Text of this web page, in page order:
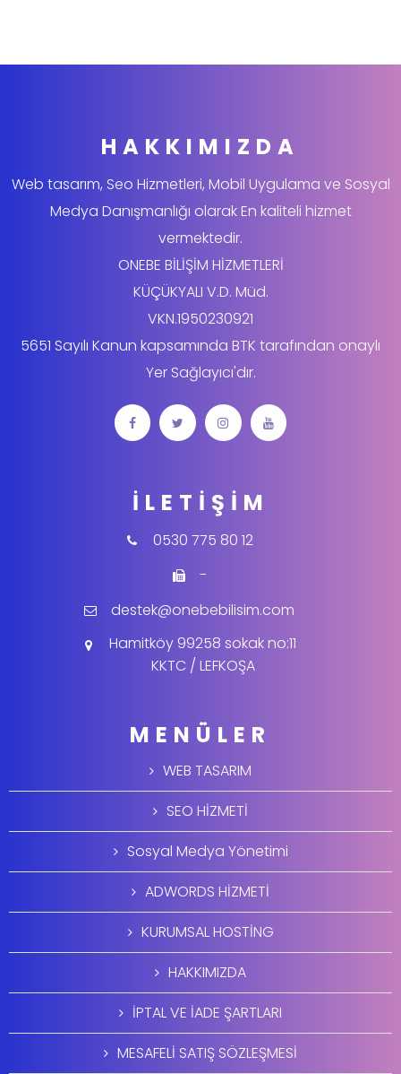
HAKKIMIZDA
Web tasarım, Seo Hizmetleri, Mobil Uygulama ve Sosyal
Medya Danışmanlığı olarak En kaliteli hizmet
vermektedir.
ONEBE BİLİŞİM HİZMETLERİ
KÜÇÜKYALI V.D. Müd.
VKN.1950230921
5651 Sayılı Kanun kapsamında BTK tarafından onaylı
Yer Sağlayıcı'dır.
İLETIŞIM
0530 775 80 12
-
destek@onebebilisim.com
Hamitköy 99258 sokak no:11
KKTC / LEFKOŞA
MENÜLER
WEB TASARIM
SEO HİZMETİ
Sosyal Medya Yönetimi
ADWORDS HİZMETİ
KURUMSAL HOSTİNG
HAKKIMIZDA
İPTAL VE İADE ŞARTLARI
MESAFELİ SATIŞ SÖZLEŞMESİ